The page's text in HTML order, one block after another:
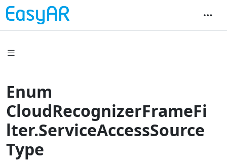
Enum
CloudRecognizerFrameFi
lter.ServiceAccessSource
Type